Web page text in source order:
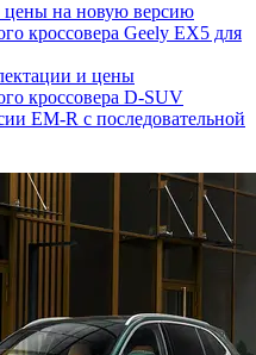
цены на новую версию
кроссовера Geely EX5 для
и цены
кроссовера D-SUV
EM-R с последовательной